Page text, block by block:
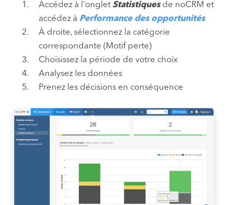
Accédez à l'onglet Statistiquesde noCRM et
accédez à Performance des opportunités
À droite, sélectionnez la catégorie
correspondante (Motif perte)
Choisissez la période de votre choix
Analysez les données
Prenez les décisions en conséquence